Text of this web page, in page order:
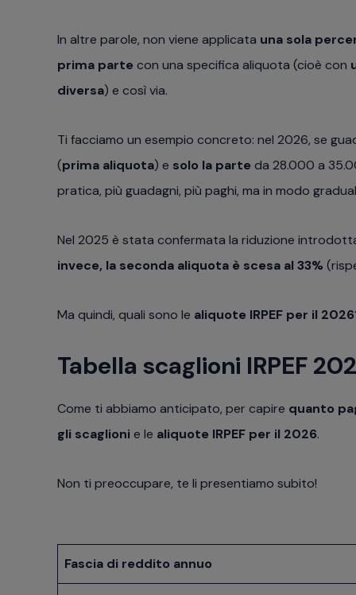
In altre parole, non viene applicata una sola
prima parte con una specifica aliquota (cioè con
diversa) e così via.
Ti facciamo un esempio concreto: nel 2026, se
(prima aliquota) e solo la parte da 28.000 a
pratica, più guadagni, più paghi, ma in modo
Nel 2025 è stata confermata la riduzione
invece, la seconda aliquota è scesa al 33%
Ma quindi, quali sono le aliquote IRPEF per il 2026
Tabella scaglioni IRPEF
Come ti abbiamo anticipato, per capire quanto
gli scaglioni e le aliquote IRPEF per il 2026.
Non ti preoccupare, te li presentiamo subito!
Fascia di reddito annuo